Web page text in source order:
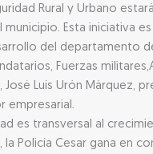
Rural y Urbano
Esta iniciativa
del departamento
Fuerzas
José Luís Urón Márquez,
empresarial.
es transversal al
la Policía Cesar gana en